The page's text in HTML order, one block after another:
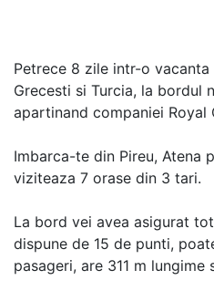
Petrece 8 zile intr-o
Grecesti si Turcia, la bordul
apartinand companiei Royal
Imbarca-te din Pireu, Atena
viziteaza 7 orase din 3 tari.
La bord vei avea asigurat
dispune de 15 de punti,
pasageri, are 311 m lungime